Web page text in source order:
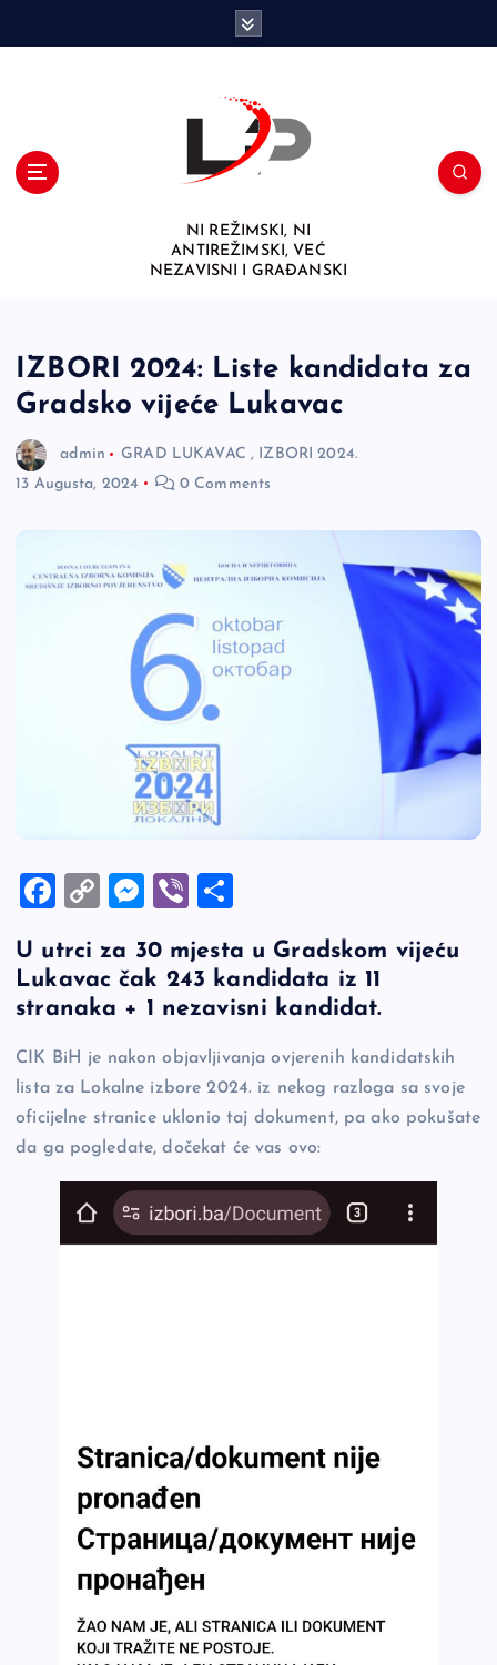
NI REŽIMSKI, NI
ANTIREŽIMSKI, VEĆ
NEZAVISNI I GRAĐANSKI
IZBORI 2024: Liste kandidata za
Gradsko vijeće Lukavac
admin GRAD LUKAVAC , IZBORI 2024.
13 Augusta, 2024
0 Comments
F
c
e
o
o
k
C
p
y
n
k
M
se
n
er
Vi
er ar
e
U utrci za 30 mjesta u Gradskom vijeću
Lukavac čak 243 kandidata iz 11
stranaka + 1 nezavisni kandidat.
CIK BiH je nakon objavljivanja ovjerenih kandidatskih
lista za Lokalne izbore 2024. iz nekog razloga sa svoje
oficijelne stranice uklonio taj dokument, pa ako pokušate
da ga pogledate, dočekat će vas ovo: